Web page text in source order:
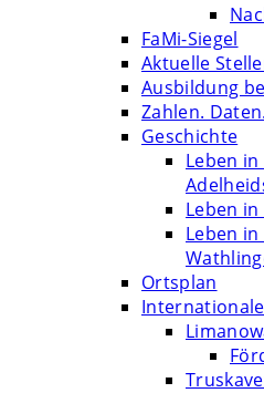
FaMi-Siegel
Aktuelle
Ausbildung
Zahlen.
Geschichte
Leben
Leben
Leben
Ortsplan